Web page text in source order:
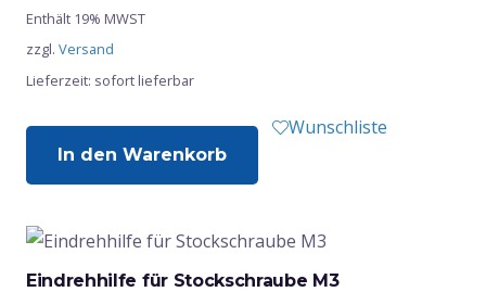
Enthält 19% MWST
zzgl. Versand
Lieferzeit: sofort lieferbar
In den Warenkorb
Wunschliste
Eindrehhilfe für Stockschraube M3